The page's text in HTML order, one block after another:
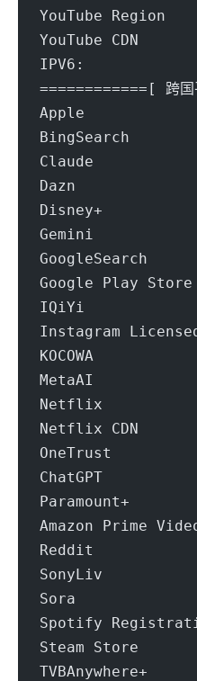
YouTube
YouTube CDN
IPV6:
============[ 跨
Apple
BingSearch
Claude
Dazn
Disney+
Gemini
GoogleSearch
Google Play
IQiYi
Instagram
KOCOWA
MetaAI
Netflix
Netflix CDN
OneTrust
ChatGPT
Paramount+
Amazon Prime
Reddit
SonyLiv
Sora
Spotify
Steam Store
TVBAnywhere+